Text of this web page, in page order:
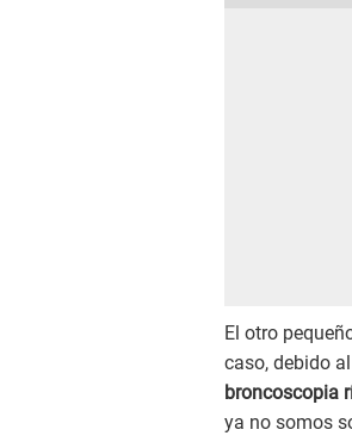
El otro
caso, debido
broncoscopia
ya no somos